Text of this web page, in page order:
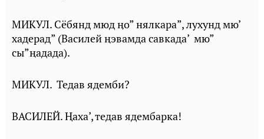
МИКУЛ. Сёбянд мюд ӊо” нялкара”, лухунд мю’
хадерад” (Василей ңэвамда савкада’ мю”
сы”ңадада).
МИКУЛ. Тедав ядемби?
ВАСИЛЕЙ. Ⱨаха’, тедав ядембарка!